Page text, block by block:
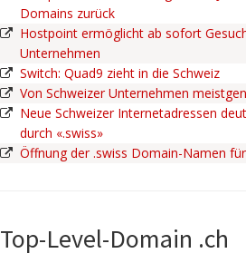
Domains zurück
Hostpoint ermöglicht ab sofort
Unternehmen
Switch: Quad9 zieht in die Schweiz
Von Schweizer Unternehmen
Neue Schweizer Internetadressen
durch «.swiss»
Öffnung der .swiss Domain-Namen
Top-Level-Domain .ch